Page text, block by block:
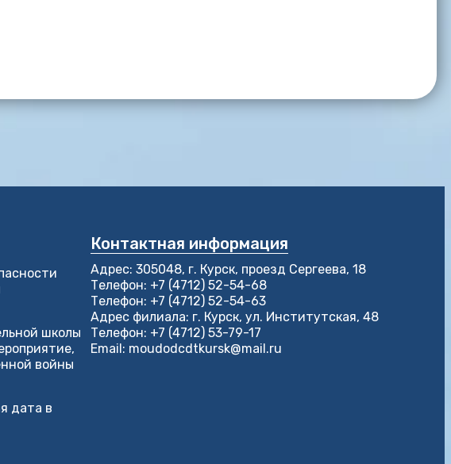
школы
войны
дата в
Контактная информация
Адрес: 305048, г. Курск, проезд Сергеева, 18
Телефон: +7 (4712) 52-54-68
Телефон: +7 (4712) 52-54-63
Адрес филиала: г. Курск, ул. Институтская, 48
Телефон: +7 (4712) 53-79-17
Email: moudodcdtkursk@mail.ru